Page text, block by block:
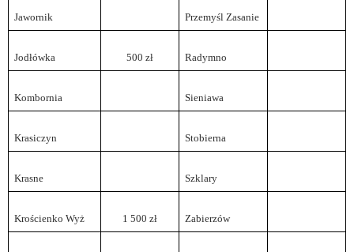
Jawornik Przemyśl Zasanie
Jodłówka 500 zł Radymno
Kombornia Sieniawa
Krasiczyn Stobierna
Krasne Szklary
Krościenko Wyż 1 500 zł Zabierzów